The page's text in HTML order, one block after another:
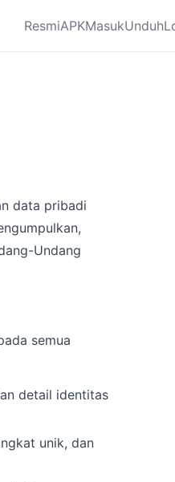
ResmiAPKMasukUnduh
data pribadi
Undang
semua
detail identitas
unik, dan